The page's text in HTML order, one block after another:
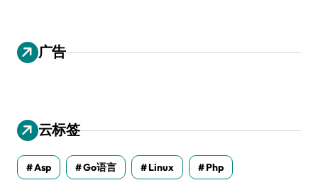
广告
云标签
Asp Go语言 Linux Php